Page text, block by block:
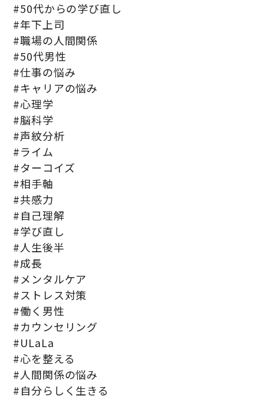
#50代からの学び直し
#年下上司
#職場の人間関係
#50代男性
#仕事の悩み
#キャリアの悩み
#心理学
#脳科学
#声紋分析
#ライム
#ターコイズ
#相手軸
#共感力
#自己理解
#学び直し
#人生後半
#成長
#メンタルケア
#ストレス対策
#働く男性
#カウンセリング
#ULaLa
#心を整える
#人間関係の悩み
#自分らしく生きる